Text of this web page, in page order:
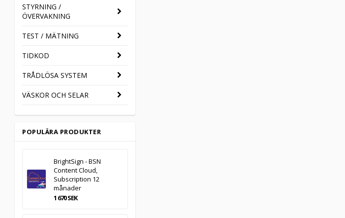
STYRNING /
ÖVERVAKNING
TEST / MÄTNING
TIDKOD
TRÅDLÖSA SYSTEM
VÄSKOR OCH SELAR
POPULÄRA PRODUKTER
BrightSign - BSN
Content Cloud,
Subscription 12
månader
1 670 SEK